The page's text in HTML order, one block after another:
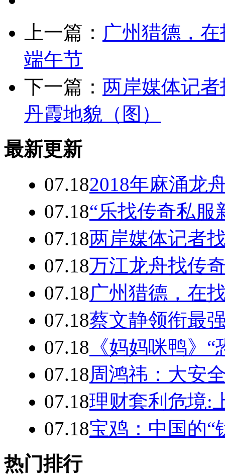
上一篇： 广州猎德，
端午节
下一篇： 两岸媒体记
丹霞地貌（图）
最新更新
07.182018年麻涌龙
07.18“乐找传奇私服
07.18两岸媒体记者
07.18万江龙舟找传
07.18广州猎德，在
07.18蔡文静领衔最
07.18 《妈妈咪鸭》
07.18周鸿祎：大安
07.18理财套利危境:
07.18宝鸡：中国的“
热门排行